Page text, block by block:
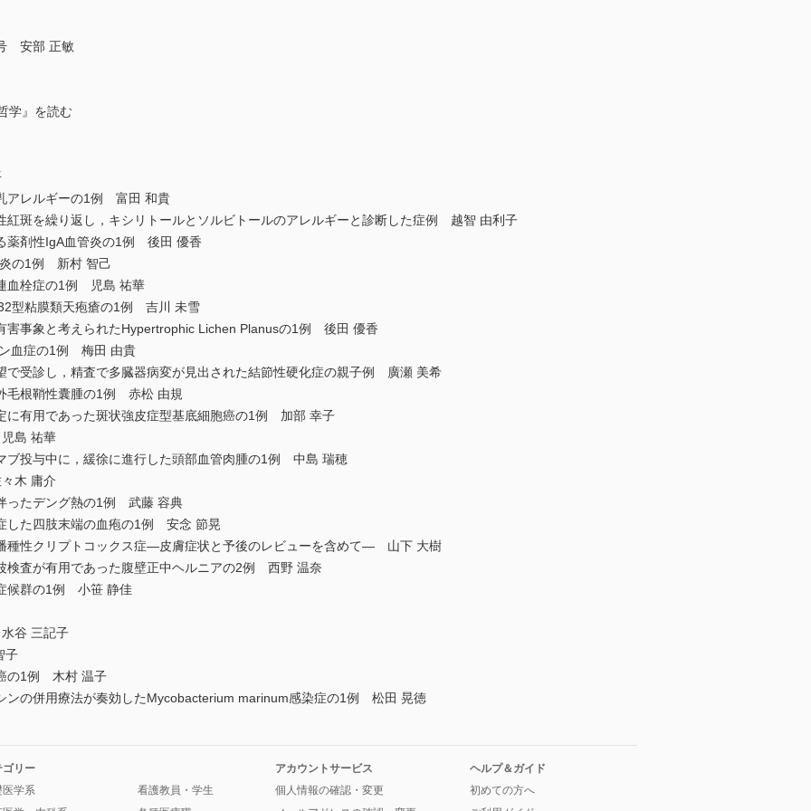
安部 正敏
学』を読む
アレルギーの1例 富田 和貴
紅斑を繰り返し，キシリトールとソルビトールのアレルギーと診断した症例 越智 由利子
薬剤性IgA血管炎の1例 後田 優香
炎の1例 新村 智己
血栓症の1例 児島 祐華
型粘膜類天疱瘡の1例 吉川 未雪
害事象と考えられたHypertrophic Lichen Planusの1例 後田 優香
血症の1例 梅田 由貴
で受診し，精査で多臓器病変が見出された結節性硬化症の親子例 廣瀬 美希
毛根鞘性囊腫の1例 赤松 由規
に有用であった斑状強皮症型基底細胞癌の1例 加部 幸子
島 祐華
ブ投与中に，緩徐に進行した頭部血管肉腫の1例 中島 瑞穂
木 庸介
ったデング熱の1例 武藤 容典
した四肢末端の血疱の1例 安念 節晃
種性クリプトコックス症―皮膚症状と予後のレビューを含めて― 山下 大樹
検査が有用であった腹壁正中ヘルニアの2例 西野 温奈
候群の1例 小笹 静佳
谷 三記子
子
の1例 木村 温子
ンの併用療法が奏効したMycobacterium marinum感染症の1例 松田 晃徳
ゴリー
医学系
看護教員・学生
アカウントサービス
個人情報の確認・変更
ヘルプ＆ガイド
初めての方へ